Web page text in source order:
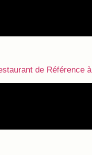
de Référence à